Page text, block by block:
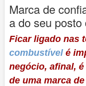
Marca de
a do seu
Ficar ligado nas
combustívelé
negócio, afinal,
de uma marca